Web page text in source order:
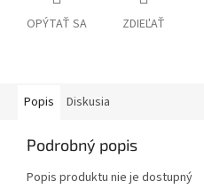
OPÝTAŤ SA ZDIEĽAŤ
Popis Diskusia
Podrobný popis
Popis produktu nie je dostupný